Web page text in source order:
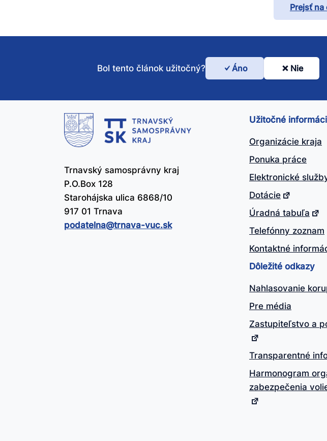
Prejsť
Bol
tento
článok
užitočný?
Bol tento článok užitočný? Áno Nie
Trnavský samosprávny kraj
P.O.Box 128
Starohájska ulica 6868/10
917 01 Trnava
podatelna@​trnava-vuc.sk
Užitočné
Organizácie kraja
Ponuka práce
Elektronické
Dotácie
Úradná tabuľa
Telefónny zoznam
Kontaktné
Dôležité odkazy
Nahlasovanie
Pre média
Zastupiteľstvo a
Transparentné
Harmonogram
zabezpečenia